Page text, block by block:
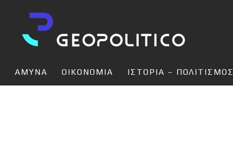
ΑΜΥΝΑ ΟΙΚΟΝΟΜΙΑ ΙΣΤΟΡΙΑ – ΠΟΛΙΤΙΣΜΟΣ